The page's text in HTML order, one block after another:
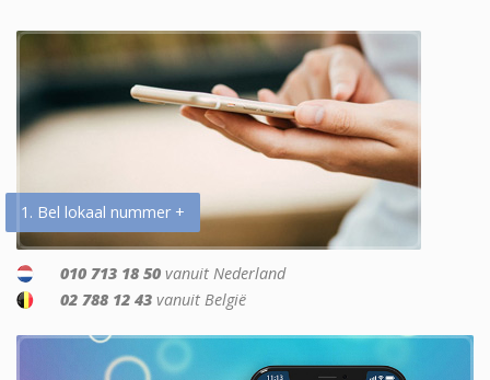
1. Bel lokaal nummer +
010 713 18 50 vanuit Nederland
02 788 12 43 vanuit België